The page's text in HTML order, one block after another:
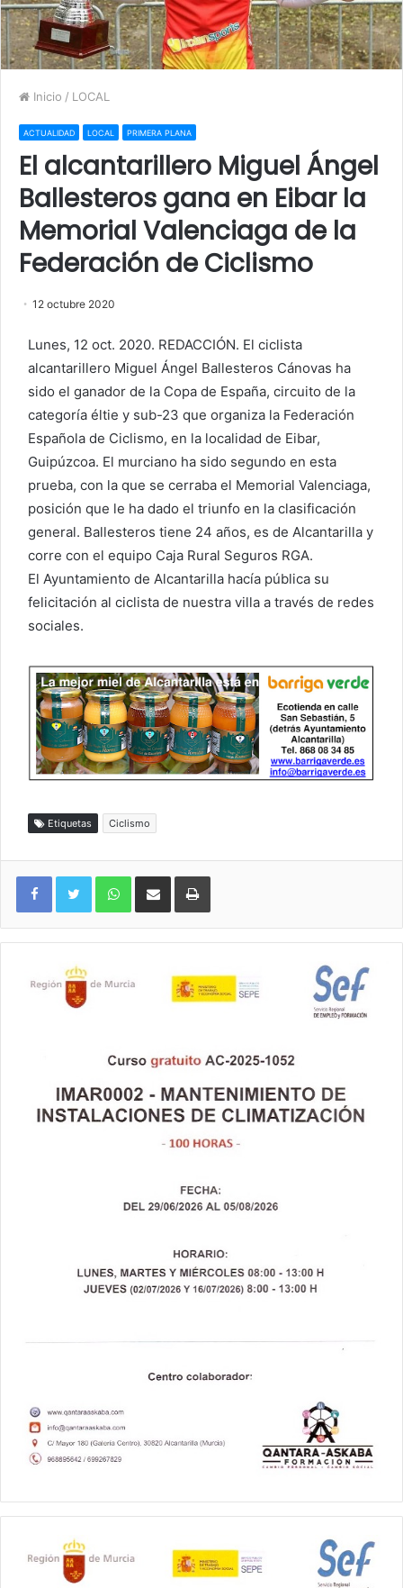
Inicio / LOCAL
ACTUALIDAD LOCAL PRIMERA PLANA
El alcantarillero Miguel Ángel
Ballesteros gana en Eibar la
Memorial Valenciaga de la
Federación de Ciclismo
12 octubre 2020
Lunes, 12 oct. 2020. REDACCIÓN. El ciclista
alcantarillero Miguel Ángel Ballesteros Cánovas ha
sido el ganador de la Copa de España, circuito de la
categoría éltie y sub-23 que organiza la Federación
Española de Ciclismo, en la localidad de Eibar,
Guipúzcoa. El murciano ha sido segundo en esta
prueba, con la que se cerraba el Memorial Valenciaga,
posición que le ha dado el triunfo en la clasificación
general. Ballesteros tiene 24 años, es de Alcantarilla y
corre con el equipo Caja Rural Seguros RGA.
El Ayuntamiento de Alcantarilla hacía pública su
felicitación al ciclista de nuestra villa a través de redes
sociales.
Etiquetas Ciclismo
WhatsAppCompartir por correo electrónicoImprimir